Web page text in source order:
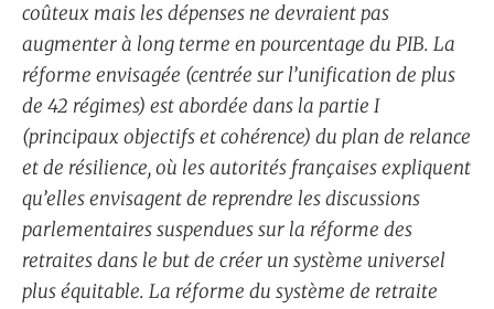
coûteux mais les dépenses ne devraient pas
augmenter à long terme en pourcentage du PIB. La
réforme envisagée (centrée sur l’unification de plus
de 42 régimes) est abordée dans la partie I
(principaux objectifs et cohérence) du plan de relance
et de résilience, où les autorités françaises expliquent
qu’elles envisagent de reprendre les discussions
parlementaires suspendues sur la réforme des
retraites dans le but de créer un système universel
plus équitable. La réforme du système de retraite